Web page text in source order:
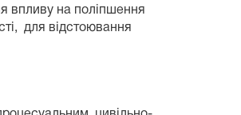
впливу на поліпшення
для відстоювання